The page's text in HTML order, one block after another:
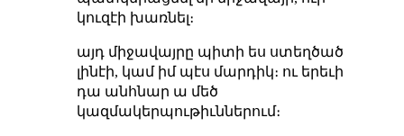
կուզէի խառնել։
այդ միջավայրը պիտի ես ստեղծած
լինէի, կամ իմ պէս մարդիկ։ ու երեւի
դա անհնար ա մեծ
կազմակերպութիւններում։